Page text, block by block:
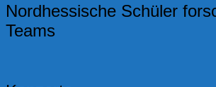
Nordhessische Schüler
Teams